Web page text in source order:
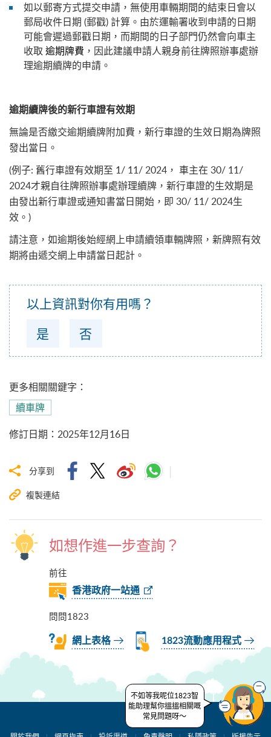
如以郵寄方式提交申請，無使用車輛期間的結束日會以
郵局收件日期 (郵戳) 計算。由於運輸署收到申請的日期
可能會遲過郵戳日期，而期間的日子部門仍然會向車主
收取逾期牌費 ，因此建議申請人親身前往牌照辦事處辦
理逾期續牌的申請。
逾期續牌後的新行車證有效期
無論是否繳交逾期續牌附加費，新行車證的生效日期為牌照
發出當日。
(例子: 舊行車證有效期至 1/ 11/ 2024， 車主在 30/ 11/
2024才親自往牌照辦事處辦理續牌，新行車證的生效期是
由發出新行車證或通知書當日開始，即 30/ 11/ 2024生
效。)
請注意，如逾期後始經網上申請續領車輛牌照，新牌照有效
期將由遞交網上申請當日起計。
以上資訊對你有用嗎？
是
否
更多相關關鍵字：
續車牌
修訂日期 ： 2025年12月16日
分享到
複製連結
如想作進一步查詢？
前往
香港政府一站通
問問1823
網上表格 1823流動應用程式
不如等我呢位1823智
能助理幫你搵搵相關嘅
常見問題呀～